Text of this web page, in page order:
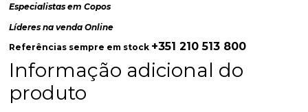
Especialistas em Copos
Líderes na venda Online
Referências sempre em stock +351 210 513 800
Informação adicional do
produto